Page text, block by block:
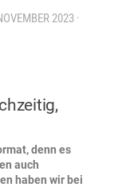
2023 ·
denn es
auch
haben wir bei